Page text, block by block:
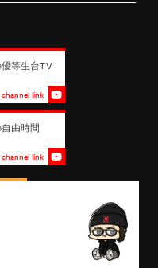
等生台TV
link
由時間
link